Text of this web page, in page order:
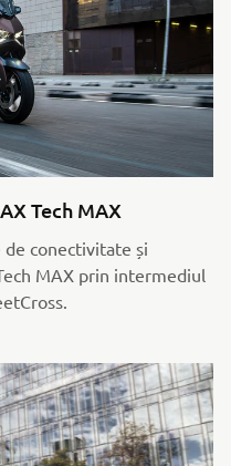
Tech MAX
conectivitate și
MAX prin intermediul